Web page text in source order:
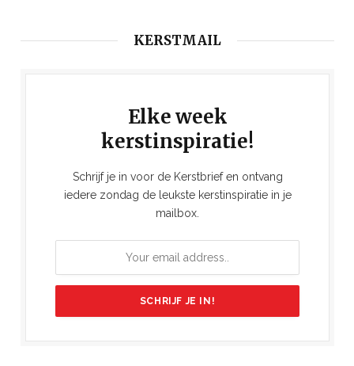
KERSTMAIL
Elke week
kerstinspiratie!
Schrijf je in voor de Kerstbrief en ontvang
iedere zondag de leukste kerstinspiratie in je
mailbox.